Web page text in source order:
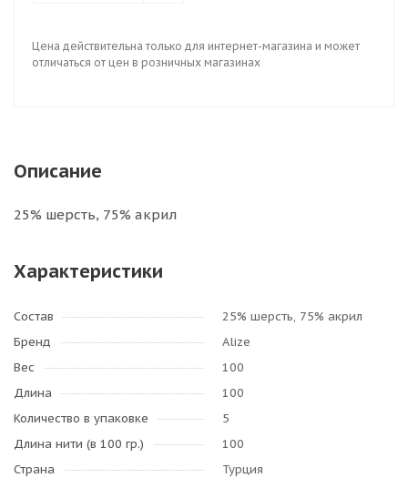
Цена действительна только для интернет-магазина и может
отличаться от цен в розничных магазинах
Описание
25% шерсть, 75% акрил
Характеристики
Состав
25% шерсть, 75% акрил
Бренд
Alize
Вес
100
Длина
100
Количество в упаковке
5
Длина нити (в 100 гр.)
100
Страна
Турция